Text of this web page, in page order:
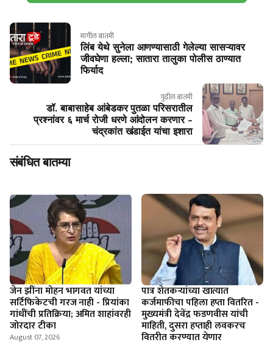
मागील बातमी
लिंब येथे सुनेला आणण्यासाठी गेलेल्या सासऱ्यावर
जीवघेणा हल्ला; सातारा तालुका पोलीस ठाण्यात
फिर्याद
पुढील बातमी
डॉ. बाबासाहेब आंबेडकर पुतळा परिसरातील
प्रश्नांवर ६ मार्च रोजी धरणे आंदोलन करणार -
चंद्रकांत खंडाईत यांचा इशारा
संबंधित बातम्या
जेन झींना मोहन भागवत यांच्या
सर्टिफिकेटची गरज नाही - प्रियांका
गांधींची प्रतिक्रिया; अमित शाहांवरही
जोरदार टीका
August 07, 2026
पात्र शेतकऱ्यांच्या खात्यात
कर्जमाफीचा पहिला हप्ता वितरित -
मुख्यमंत्री देवेंद्र फडणवीस यांची
माहिती, दुसरा हप्ताही लवकरच
वितरीत करण्यात येणार